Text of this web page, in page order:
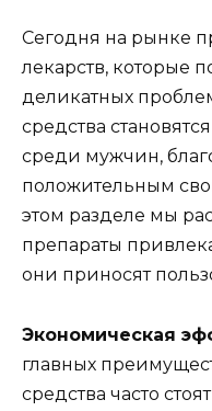
Сегодня на рынке
лекарств, которые
деликатных
средства
среди мужчин,
положительным
этом разделе мы
препараты
они приносят
Экономическая
главных
средства часто